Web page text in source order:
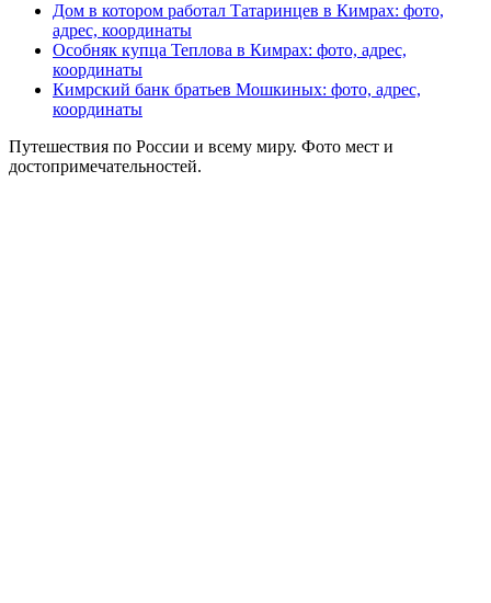
Дом в котором работал Татаринцев в Кимрах: фото,
адрес, координаты
Особняк купца Теплова в Кимрах: фото, адрес,
координаты
Кимрский банк братьев Мошкиных: фото, адрес,
координаты
Путешествия по России и всему миру. Фото мест и
достопримечательностей.